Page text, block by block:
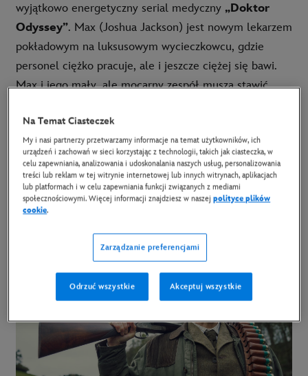
wyjątkowo energetyczny serial medyczny „Doktor
Odyssey”. Max (Joshua Jackson) jest nowym lekarzem
pokładowym na luksusowym wycieczkowcu, gdzie
personel ciężko pracuje, ale i jeszcze ciężej się bawi.
Max i jego mały, ale mocarny zespół muszą stawić
nawzajem, znajdując się wiele mil od brzegu.
RYWALE
[RIVALS]
Na Temat Ciasteczek
My i nasi partnerzy przetwarzamy informacje na temat użytkowników, ich
urządzeń i zachowań w sieci korzystając z technologii, takich jak ciasteczka, w
celu zapewniania, analizowania i udoskonalania naszych usług, personalizowania
treści lub reklam w tej witrynie internetowej lub innych witrynach, aplikacjach
lub platformach i w celu zapewniania funkcji związanych z mediami
społecznościowymi. Więcej informacji znajdziesz w naszejpolityce plików
cookie.
Zarządzanie preferencjami
Odrzuć wszystkie Akceptuj wszystkie